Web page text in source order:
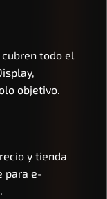
cubren todo el
objetivo.
y tienda
para e-